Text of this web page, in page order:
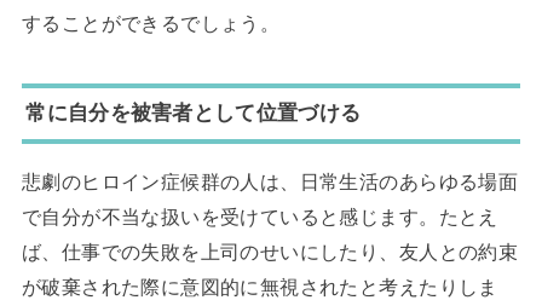
することができるでしょう。
常に自分を被害者として位置づける
悲劇のヒロイン症候群の人は、日常生活のあらゆる場面
で自分が不当な扱いを受けていると感じます。たとえ
ば、仕事での失敗を上司のせいにしたり、友人との約束
が破棄された際に意図的に無視されたと考えたりしま